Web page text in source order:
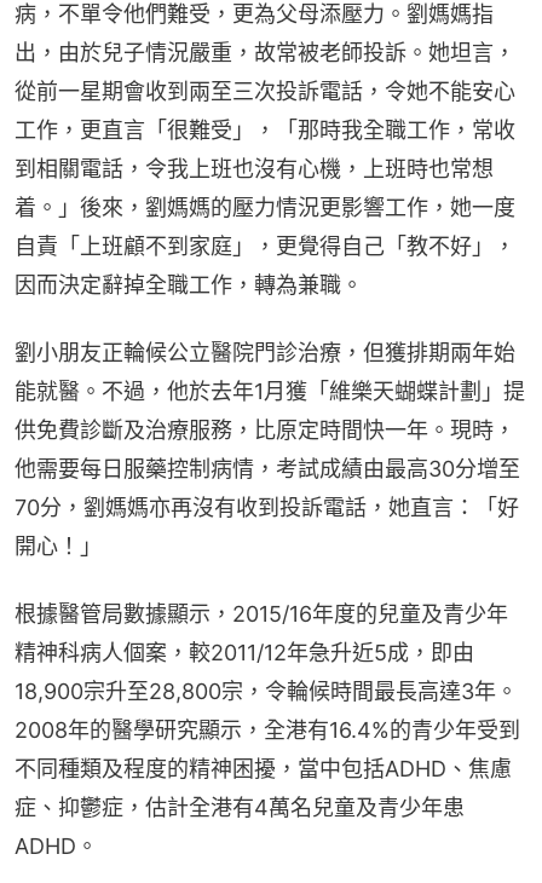
病，不單令他們難受，更為父母添壓力。劉媽媽指
出，由於兒子情況嚴重，故常被老師投訴。她坦言，
從前一星期會收到兩至三次投訴電話，令她不能安心
工作，更直言「很難受」，「那時我全職工作，常收
到相關電話，令我上班也沒有心機，上班時也常想
着。」後來，劉媽媽的壓力情況更影響工作，她一度
自責「上班顧不到家庭」，更覺得自己「教不好」，
因而決定辭掉全職工作，轉為兼職。
劉小朋友正輪候公立醫院門診治療，但獲排期兩年始
能就醫。不過，他於去年1月獲「維樂天蝴蝶計劃」提
供免費診斷及治療服務，比原定時間快一年。現時，
他需要每日服藥控制病情，考試成績由最高30分增至
70分，劉媽媽亦再沒有收到投訴電話，她直言：「好
開心！」
根據醫管局數據顯示，2015/16年度的兒童及青少年
精神科病人個案，較2011/12年急升近5成，即由
18,900宗升至28,800宗，令輪候時間最長高達3年。
2008年的醫學研究顯示，全港有16.4%的青少年受到
不同種類及程度的精神困擾，當中包括ADHD、焦慮
症、抑鬱症，估計全港有4萬名兒童及青少年患
ADHD。